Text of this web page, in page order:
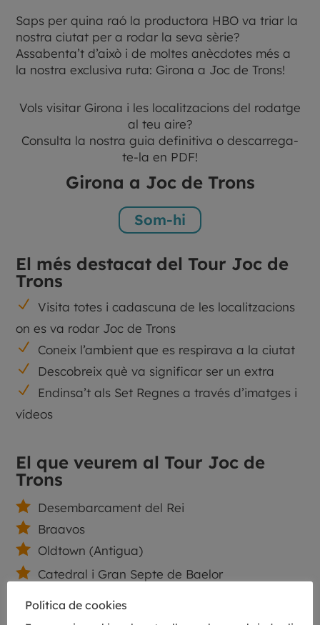
Saps per quina raó la productora HBO va triar la
nostra ciutat per a rodar la seva sèrie?
Assabenta’t d’això i de moltes anècdotes més a
la nostra exclusiva ruta: Girona a Joc de Trons!
Vols visitar Girona i les localitzacions del rodatge
al teu aire?
Consulta la nostra guia definitiva o descarrega-
te-la en PDF!
Girona a Joc de Trons
Som-hi
El més destacat del Tour Joc de
Trons
N Visita totes i cadascuna de les localitzacions
on es va rodar Joc de Trons
N
Coneix l’ambient que es respirava a la ciutat
N
Descobreix què va significar ser un extra
N
Endinsa’t als Set Regnes a través d’imatges i
vídeos
El que veurem al Tour Joc de
Trons
 Desembarcament del Rei
 Braavos
 Oldtown (Antigua)
 Catedral i Gran Septe de Baelor

Política de cookies